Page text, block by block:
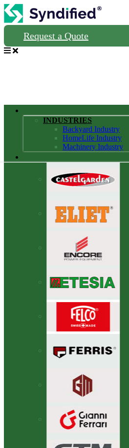
Request a Quote
INDUSTRIES
Backyard Industry
HomeLife Industry
Machinery Industry